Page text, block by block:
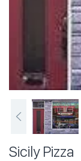
Sicily Pizza